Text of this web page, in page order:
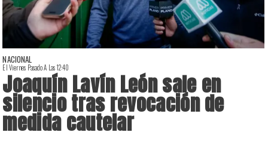
NACIONAL
El Viernes Pasado A Las 12:40
Joaquín Lavín León sale en
silencio tras revocación de
medida cautelar